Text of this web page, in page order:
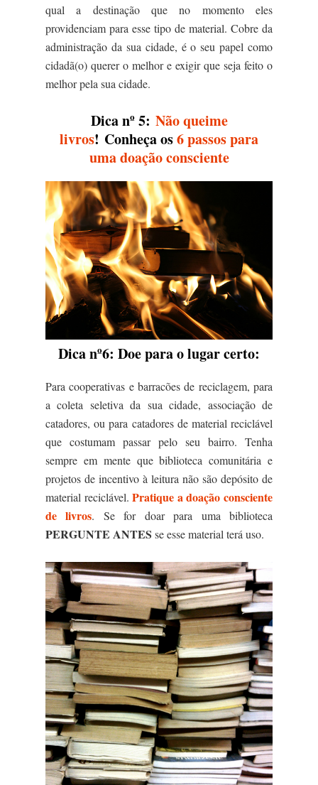
qual a destinação que no momento eles
providenciam para esse tipo de material. Cobre da
administração da sua cidade, é o seu papel como
cidadã(o) querer o melhor e exigir que seja feito o
melhor pela sua cidade.
Dica nº 5: Não queime
livros! Conheça os6 passos para
uma doação consciente
Dica nº6: Doe para o lugar certo:
Para cooperativas e barracões de reciclagem, para
a coleta seletiva da sua cidade, associação de
catadores, ou para catadores de material reciclável
que costumam passar pelo seu bairro. Tenha
sempre em mente que biblioteca comunitária e
projetos de incentivo à leitura não são depósito de
material reciclável.Pratique a doação consciente
de livros. Se for doar para uma biblioteca
PERGUNTE ANTES se esse material terá uso.